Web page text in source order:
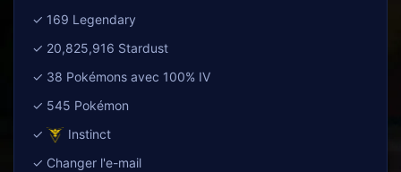
✓ 169 Legendary
✓ 20,825,916 Stardust
✓ 38 Pokémons avec 100% IV
✓ 545 Pokémon
✓
Instinct
✓ Changer l'e-mail